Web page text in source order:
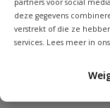
partners voor social
deze gegevens
verstrekt of die ze
services. Lees meer in ons
Griffon Combi
IJzersterke en